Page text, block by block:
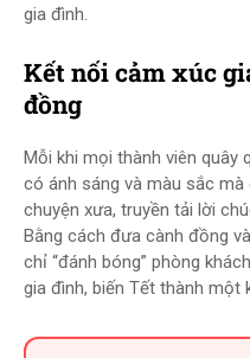
gia đình.
Kết nối cảm xúc
đồng
Mỗi khi mọi thành viên quây
có ánh sáng và màu sắc
chuyện xưa, truyền tải lời
Bằng cách đưa cành đồng
chỉ “đánh bóng” phòng
gia đình, biến Tết thành một